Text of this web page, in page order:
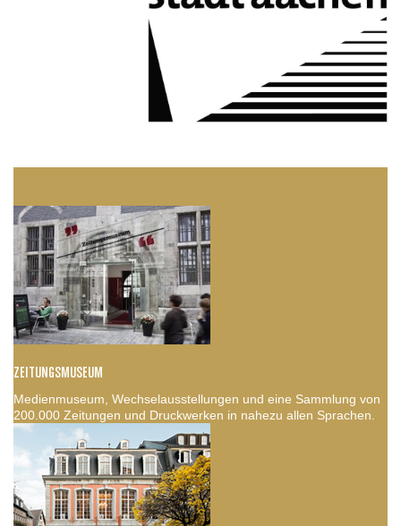
ZEITUNGSMUSEUM
Medienmuseum, Wechselausstellungen und eine Sammlung von
200.000 Zeitungen und Druckwerken in nahezu allen Sprachen.